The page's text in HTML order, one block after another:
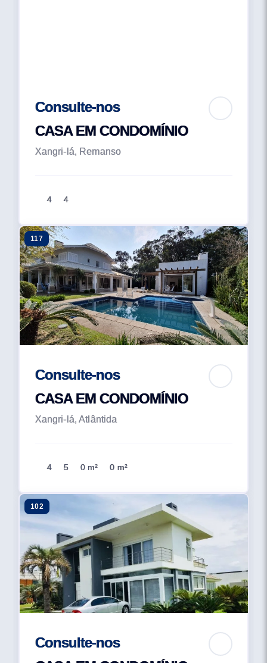
Consulte-nos
CASA EM CONDOMÍNIO
Xangri-lá, Remanso
4 4
117
Consulte-nos
CASA EM CONDOMÍNIO
Xangri-lá, Atlântida
4 5 0 m² 0 m²
102
Consulte-nos